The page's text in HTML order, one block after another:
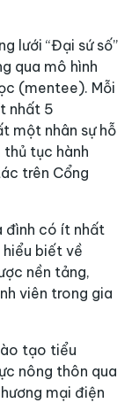
lưới “Đại sứ số”
qua mô hình
(mentee). Mỗi
nhất 5
một nhân sự hỗ
thủ tục hành
trên Cổng
đình có ít nhất
biết về
nền tảng,
viên trong gia
tạo tiểu
nông thôn qua
mại điện